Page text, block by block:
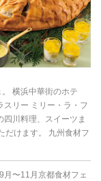
横浜中華街のホテ
スリー ミリー・ラ・フ
川料理、スイーツま
だけます。 九州食材フ
月〜11月京都食材フェ